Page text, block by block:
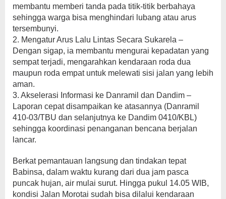
membantu memberi tanda pada titik-titik berbahaya
sehingga warga bisa menghindari lubang atau arus
tersembunyi.
2. Mengatur Arus Lalu Lintas Secara Sukarela –
Dengan sigap, ia membantu mengurai kepadatan yang
sempat terjadi, mengarahkan kendaraan roda dua
maupun roda empat untuk melewati sisi jalan yang lebih
aman.
3. Akselerasi Informasi ke Danramil dan Dandim –
Laporan cepat disampaikan ke atasannya (Danramil
410-03/TBU dan selanjutnya ke Dandim 0410/KBL)
sehingga koordinasi penanganan bencana berjalan
lancar.
Berkat pemantauan langsung dan tindakan tepat
Babinsa, dalam waktu kurang dari dua jam pasca
puncak hujan, air mulai surut. Hingga pukul 14.05 WIB,
kondisi Jalan Morotai sudah bisa dilalui kendaraan